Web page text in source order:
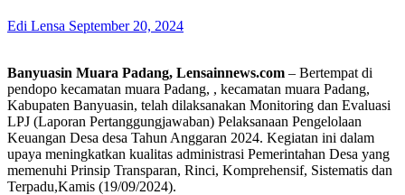
Edi Lensa September 20, 2024
Banyuasin Muara Padang, Lensainnews.com – Bertempat di
pendopo kecamatan muara Padang, , kecamatan muara Padang,
Kabupaten Banyuasin, telah dilaksanakan Monitoring dan Evaluasi
LPJ (Laporan Pertanggungjawaban) Pelaksanaan Pengelolaan
Keuangan Desa desa Tahun Anggaran 2024. Kegiatan ini dalam
upaya meningkatkan kualitas administrasi Pemerintahan Desa yang
memenuhi Prinsip Transparan, Rinci, Komprehensif, Sistematis dan
Terpadu,Kamis (19/09/2024).